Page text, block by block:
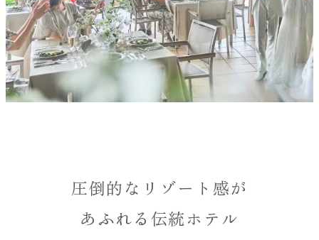
圧倒的なリゾート感が
あふれる伝統ホテル